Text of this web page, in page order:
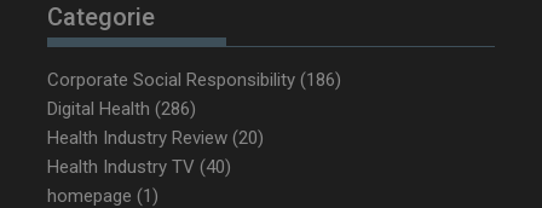
Categorie
Corporate Social Responsibility (186)
Digital Health (286)
Health Industry Review (20)
Health Industry TV (40)
homepage (1)
_ga_Z2VT792F98